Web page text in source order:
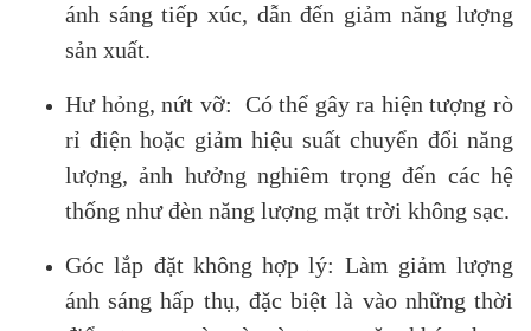
ánh sáng tiếp xúc, dẫn đến giảm năng lượng
sản xuất.
Hư hỏng, nứt vỡ: Có thể gây ra hiện tượng rò
rỉ điện hoặc giảm hiệu suất chuyển đổi năng
lượng, ảnh hưởng nghiêm trọng đến các hệ
thống như đèn năng lượng mặt trời không sạc.
Góc lắp đặt không hợp lý: Làm giảm lượng
ánh sáng hấp thụ, đặc biệt là vào những thời